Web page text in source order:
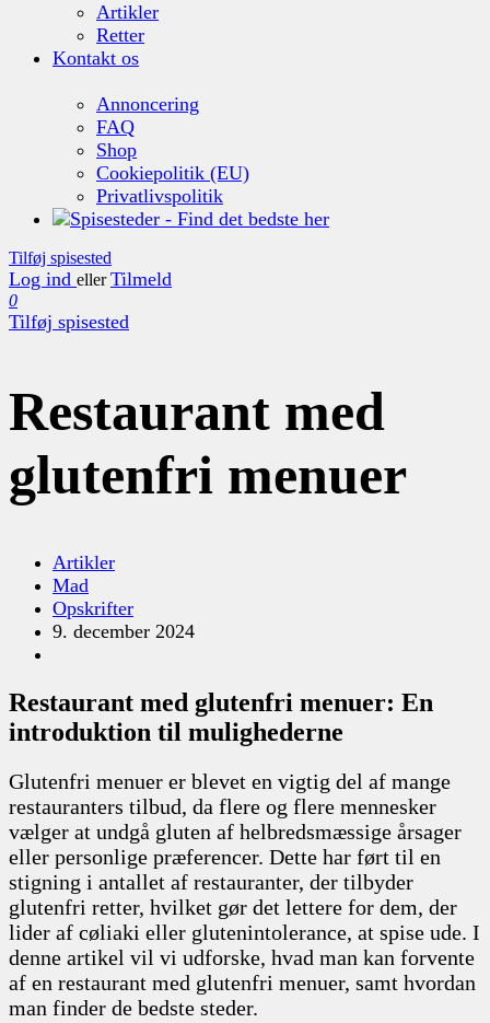
Artikler
Retter
Kontakt os
Annoncering
FAQ
Shop
Cookiepolitik (EU)
Privatlivspolitik
Tilføj spisested
Log ind eller Tilmeld
0
Tilføj spisested
Restaurant med
glutenfri menuer
Artikler
Mad
Opskrifter
9. december 2024
Restaurant med glutenfri menuer: En
introduktion til mulighederne
Glutenfri menuer er blevet en vigtig del af mange
restauranters tilbud, da flere og flere mennesker
vælger at undgå gluten af helbredsmæssige årsager
eller personlige præferencer. Dette har ført til en
stigning i antallet af restauranter, der tilbyder
glutenfri retter, hvilket gør det lettere for dem, der
lider af cøliaki eller glutenintolerance, at spise ude. I
denne artikel vil vi udforske, hvad man kan forvente
af en restaurant med glutenfri menuer, samt hvordan
man finder de bedste steder.